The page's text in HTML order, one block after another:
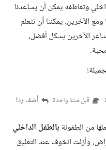
وتعاطفه يمكن أن يساعدنا
الآخرين. يمكننا أن نتعلم
الآخرين بشكل أفضل،
قبل سنة واحدة أضف ردا
من الطفولة بالطفل الداخلي
وأزلت الخوف عند التعليق